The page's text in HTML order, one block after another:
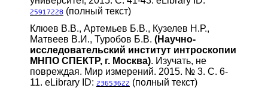
25917228 (полный текст)
Клюев В.В., Артемьев Б.В., Кузелев Н.Р.,
Матвеев В.И., Туробов Б.В. (Научно-
исследовательский институт интроскопии
МНПО СПЕКТР, г. Москва). Изучать, не
повреждая. Мир измерений. 2015. № 3. С. 6-
11. eLibrary ID: 23653622 (полный текст)